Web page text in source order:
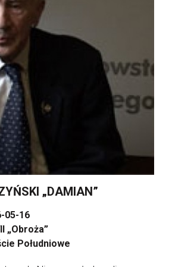
„DAMIAN”
05-16
„Obroża”
Południowe